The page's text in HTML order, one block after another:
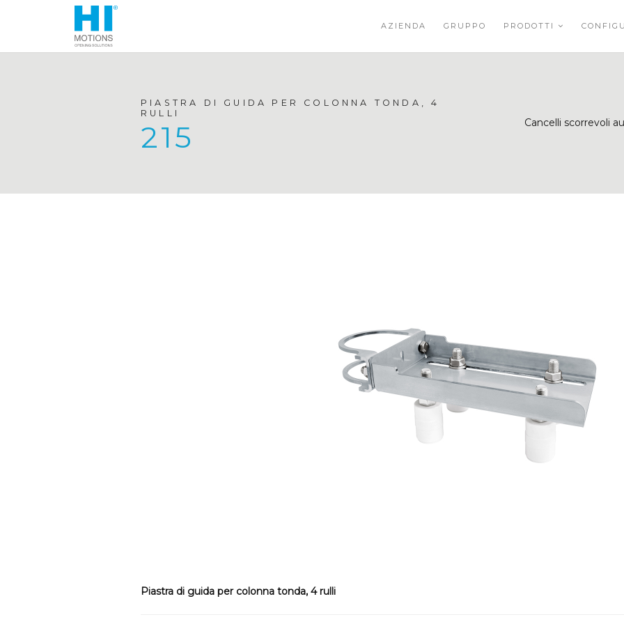
AZIENDA GRUPPO PRODOTTI
PIASTRA DI GUIDA PER COLONNA TONDA, 4
RULLI
215 Cancelli scorrevoli
Piastra di guida per colonna tonda, 4 rulli